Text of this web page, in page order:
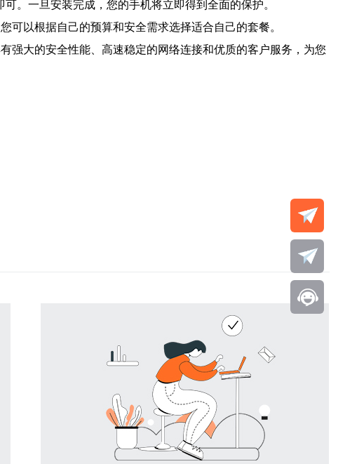
。一旦安装完成，您的手机将立即得到全面的保护。
以根据自己的预算和安全需求选择适合自己的套餐。
强大的安全性能、高速稳定的网络连接和优质的客户服务，为您